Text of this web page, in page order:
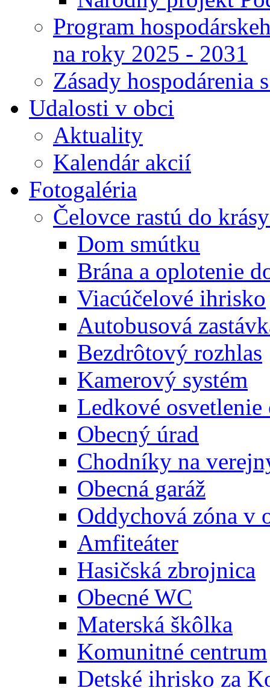
Program
na roky 2025 - 2031
Zásady hospodárenia
Udalosti v obci
Aktuality
Kalendár akcií
Fotogaléria
Čelovce rastú do
Dom smútku
Brána a oplotenie
Viacúčelové ihrisko
Autobusová
Bezdrôtový rozhlas
Kamerový systém
Ledkové osvetlenie
Obecný úrad
Chodníky na
Obecná garáž
Oddychová zóna v
Amfiteáter
Hasičská zbrojnica
Obecné WC
Materská škôlka
Komunitné centrum
Detské ihrisko za